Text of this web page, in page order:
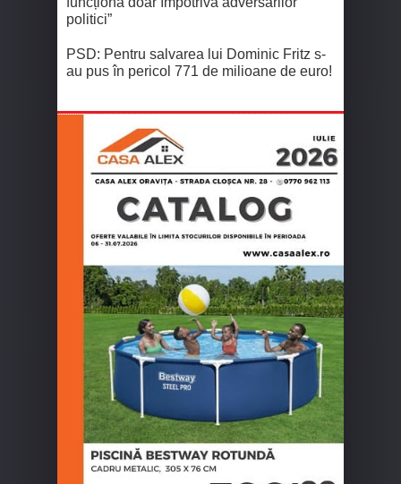
politici”
PSD: Pentru salvarea lui Dominic Fritz s-
au pus în pericol 771 de milioane de euro!